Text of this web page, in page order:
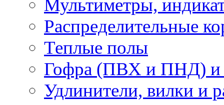
Мультиметры,
Распределительные
Теплые полы
Гофра (ПВХ и ПНД) и
Удлинители, вилки и